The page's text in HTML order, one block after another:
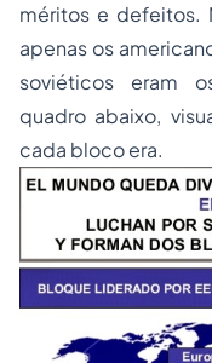
méritos e defeitos.
apenas os
soviéticos eram
quadro abaixo,
cada bloco era.